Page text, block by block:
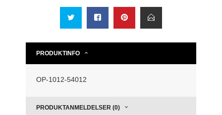
PRODUKTINFO
OP-1012-54012
PRODUKTANMELDELSER (0)